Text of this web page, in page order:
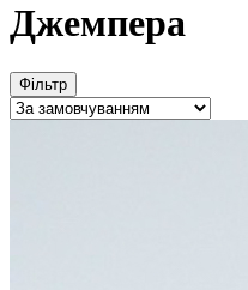
Джемпера
Фільтр